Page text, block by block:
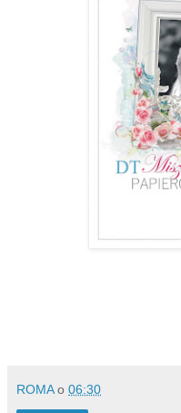
ROMA o 06:30